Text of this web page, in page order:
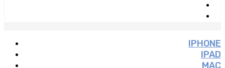
IPHONE
IPAD
MAC